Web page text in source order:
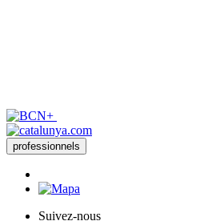
professionnels
Suivez-nous